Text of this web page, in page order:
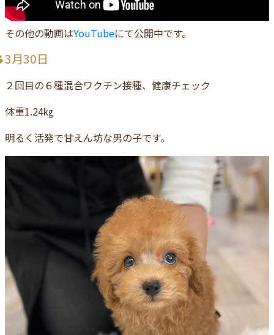
その他の動画はYouTubeにて公開中です。
3月30日
２回目の６種混合ワクチン接種、健康チェック
体重1.24㎏
明るく活発で甘えん坊な男の子です。